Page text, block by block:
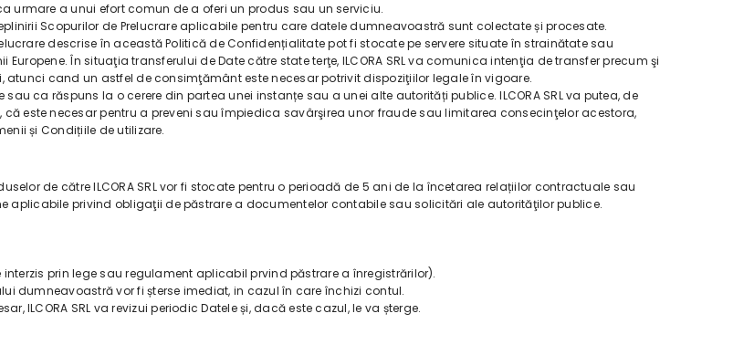
urmare a unui efort comun de a oferi un produs sau un serviciu.
Scopurilor de Prelucrare aplicabile pentru care datele dumneavoastră sunt colectate și procesate.
descrise în această Politică de Confidențialitate pot fi stocate pe servere situate în strainătate sau
În situaţia transferului de Date către state terţe, ILCORA SRL va comunica intenţia de transfer precum şi
cand un astfel de consimţământ este necesar potrivit dispoziţiilor legale în vigoare.
sau ca răspuns la o cerere din partea unei instanțe sau a unei alte autorități publice. ILCORA SRL va putea, de
este necesar pentru a preveni sau împiedica savârşirea unor fraude sau limitarea consecinţelor acestora,
și Condițiile de utilizare.
de către ILCORA SRL vor fi stocate pentru o perioadă de 5 ani de la încetarea relațiilor contractuale sau
aplicabile privind obligaţii de păstrare a documentelor contabile sau solicitări ale autorităţilor publice.
prin lege sau regulament aplicabil prvind păstrare a înregistrărilor).
dumneavoastră vor fi șterse imediat, in cazul în care închizi contul.
ILCORA SRL va revizui periodic Datele și, dacă este cazul, le va șterge.